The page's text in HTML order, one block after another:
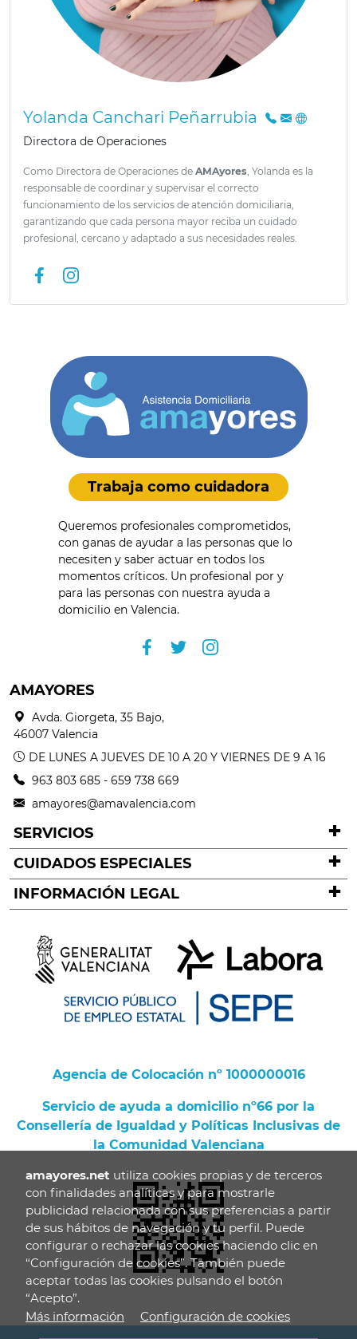
Yolanda Canchari Peñarrubia
Directora de Operaciones
Como Directora de Operaciones de AMAyores , Yolanda es la
responsable de coordinar y supervisar el correcto
funcionamiento de los servicios de atención domiciliaria,
garantizando que cada persona mayor reciba un cuidado
profesional, cercano y adaptado a sus necesidades reales.
Trabaja como cuidadora
Queremos profesionales comprometidos,
con ganas de ayudar a las personas que lo
necesiten y saber actuar en todos los
momentos críticos. Un profesional por y
para las personas con nuestra ayuda a
domicilio en Valencia.
AMAYORES
Avda. Giorgeta, 35 Bajo,
46007 Valencia
DE LUNES A JUEVES DE 10 A 20 Y VIERNES DE 9 A 16
963 803 685 - 659 738 669
amayores@amavalencia.com
SERVICIOS
CUIDADOS ESPECIALES
INFORMACIÓN LEGAL
Agencia de Colocación nº 1000000016
Servicio de ayuda a domicilio nº66 por la
Consellería de Igualdad y Políticas Inclusivas de
la Comunidad Valenciana
amayores.net utiliza cookies propias y de terceros
con finalidades analíticas y para mostrarle
publicidad relacionada con sus preferencias a partir
de sus hábitos de navegación y tu perfil. Puede
configurar o rechazar las cookies haciendo clic en
“Configuración de cookies”. También puede
aceptar todas las cookies pulsando el botón
“Acepto”.
Más información